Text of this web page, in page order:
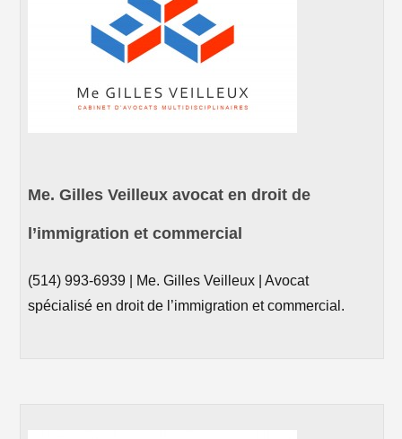
Me. Gilles Veilleux avocat en droit de
l’immigration et commercial
(514) 993-6939 | Me. Gilles Veilleux | Avocat
spécialisé en droit de l’immigration et commercial.